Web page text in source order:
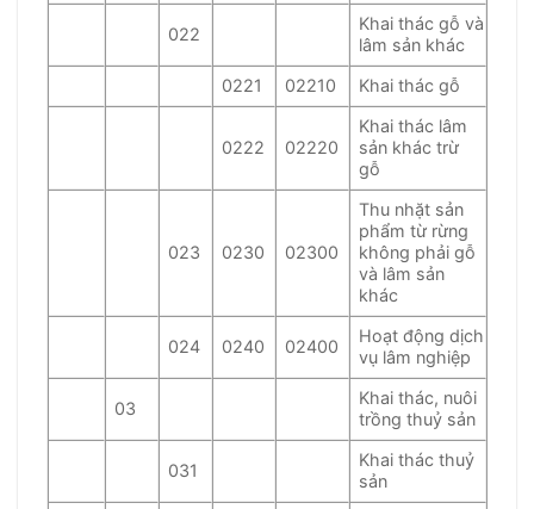
022
Khai thác gỗ và
lâm sản khác
0221
02210 Khai thác gỗ
0222 02220
Khai thác lâm
sản khác trừ
gỗ
023 0230 02300
Thu nhặt sản
phẩm từ rừng
không phải gỗ
và lâm sản
khác
024 0240 02400
Hoạt động dịch
vụ lâm nghiệp
03
Khai thác, nuôi
trồng thuỷ sản
031
Khai thác thuỷ
sản